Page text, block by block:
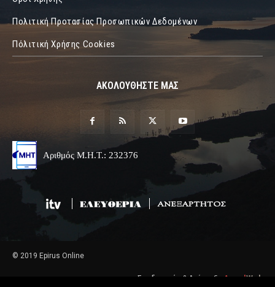
Πολιτική Προτασίας Προσωπικών Δεδομένων
Πόλιτική Χρήσης Cookies
ΑΚΟΛΟΥΘΗΣΤΕ ΜΑΣ
Αριθμός Μ.Η.Τ.: 232376
© 2019 Epirus Online
Σχεδιασμός & Ανάπτυξη AngelWeb